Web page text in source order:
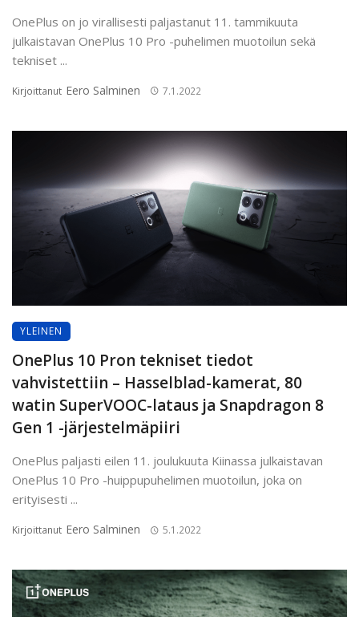
OnePlus on jo virallisesti paljastanut 11. tammikuuta
julkaistavan OnePlus 10 Pro -puhelimen muotoilun sekä
tekniset ...
Kirjoittanut Eero Salminen 7.1.2022
YLEINEN
OnePlus 10 Pron tekniset tiedot
vahvistettiin – Hasselblad-kamerat, 80
watin SuperVOOC-lataus ja Snapdragon 8
Gen 1 -järjestelmäpiiri
OnePlus paljasti eilen 11. joulukuuta Kiinassa julkaistavan
OnePlus 10 Pro -huippupuhelimen muotoilun, joka on
erityisesti ...
Kirjoittanut Eero Salminen 5.1.2022